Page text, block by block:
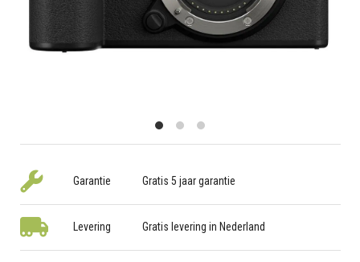
Garantie Gratis 5 jaar garantie
Levering Gratis levering in Nederland